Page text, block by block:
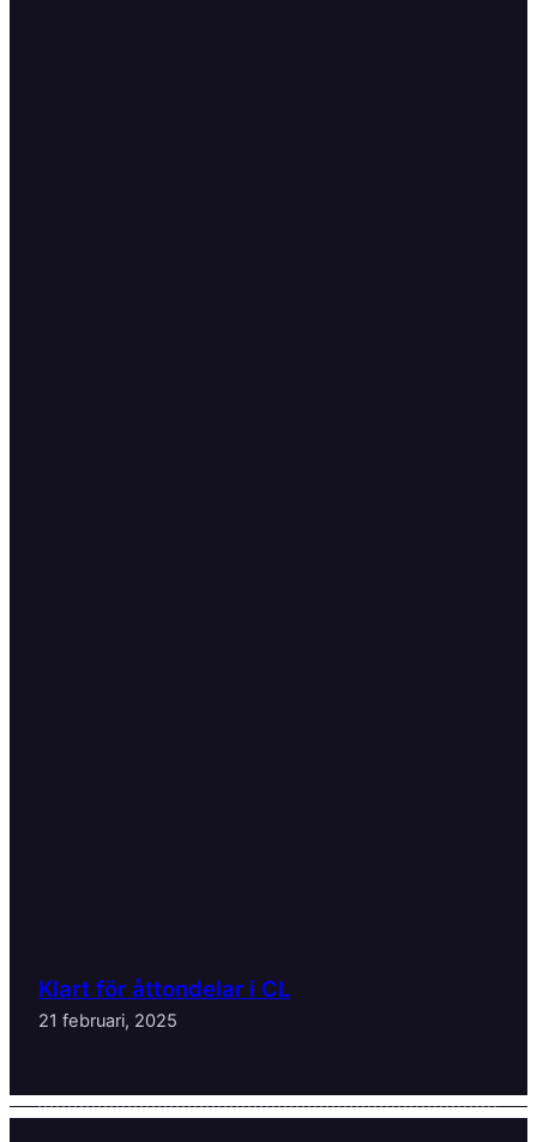
Klart för åttondelar i CL
21 februari, 2025